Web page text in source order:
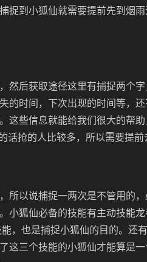
捉到小狐仙就需要提前先到烟
然后获取途径这里有捕捉两个
的时间，下次出现的时间等，
这些信息就能给我们很大的帮
话抢的人比较多，所以需要提
所以说捕捉一两次是不管用的
小狐仙必备的技能有主动技能
，也是捕捉小狐仙的目的。还
这三个技能的小狐仙才能算是